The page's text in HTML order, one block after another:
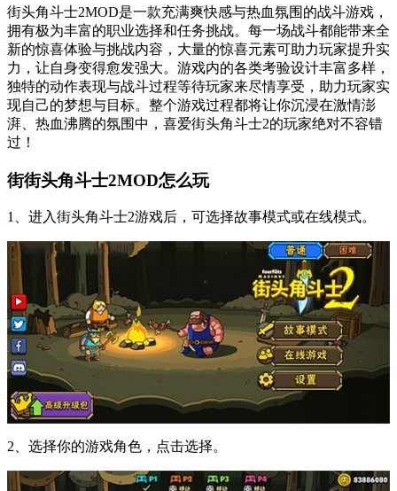
街头角斗士2MOD是一款充满爽快感与热血氛围的战斗游戏，
拥有极为丰富的职业选择和任务挑战。每一场战斗都能带来全
新的惊喜体验与挑战内容，大量的惊喜元素可助力玩家提升实
力，让自身变得愈发强大。游戏内的各类考验设计丰富多样，
独特的动作表现与战斗过程等待玩家来尽情享受，助力玩家实
现自己的梦想与目标。整个游戏过程都将让你沉浸在激情澎
湃、热血沸腾的氛围中，喜爱街头角斗士2的玩家绝对不容错
过！
街街头角斗士2MOD怎么玩
1、进入街头角斗士2游戏后，可选择故事模式或在线模式。
2、选择你的游戏角色，点击选择。